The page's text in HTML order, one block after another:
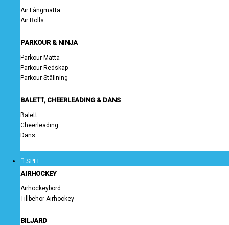
Air Långmatta
Air Rolls
PARKOUR & NINJA
Parkour Matta
Parkour Redskap
Parkour Ställning
BALETT, CHEERLEADING & DANS
Balett
Cheerleading
Dans
SPEL
AIRHOCKEY
Airhockeybord
Tillbehör Airhockey
BILJARD